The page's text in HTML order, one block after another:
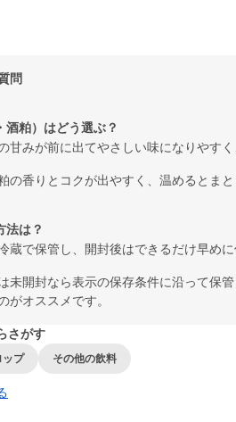
問
酒粕）はどう選ぶ？
甘みが前に出てやさしい味になりやす
の香りとコクが出やすく、温めるとまと
法は？
蔵で保管し、開封後はできるだけ早めに
未開封なら表示の保存条件に沿って保
がオススメです。
さがす
ップ その他の飲料